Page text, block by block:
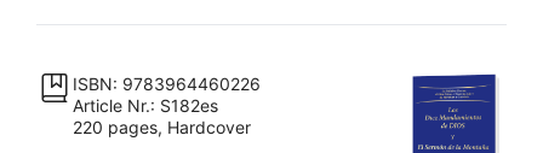
Mandamientos
DIOS
y
El
ISBN: 9783964460226
Article Nr.: S182es
220 pages, Hardcover